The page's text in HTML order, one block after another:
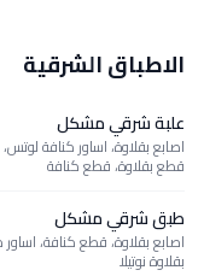
الاطباق الشرقية
علبة شرقي مشكل
اصابع بقلاوة، اساور كنافة لوتس،
قطع بقلاوة، قطع كنافة
طبق شرقي مشكل
اصابع بقلاوة، قطع كنافة،
بقلاوة نوتيلا